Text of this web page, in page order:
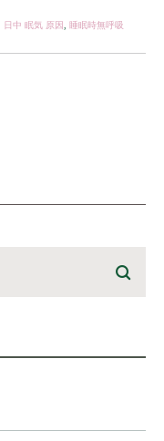
日中 眠気 原因
睡眠時無呼吸